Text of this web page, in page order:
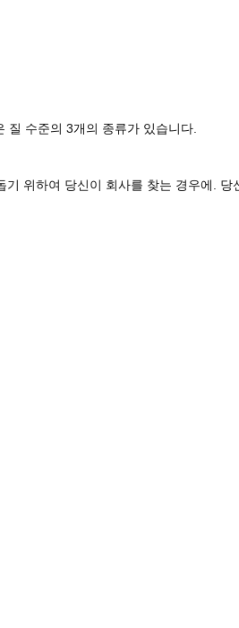
수준의 3개의 종류가 있습니다.
위하여 당신이 회사를 찾는 경우에. 당